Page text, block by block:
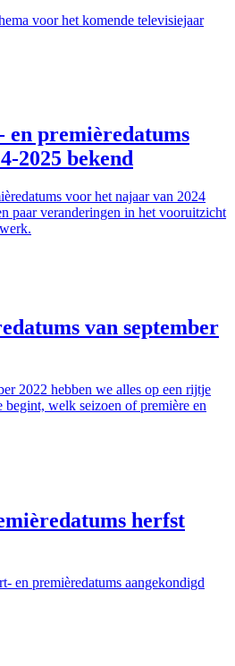
voor het komende televisiejaar
en premièredatums
2025 bekend
voor het najaar van 2024
paar veranderingen in het vooruitzicht
van september
2022 hebben we alles op een rijtje
begint, welk seizoen of première en
herfst
en premièredatums aangekondigd